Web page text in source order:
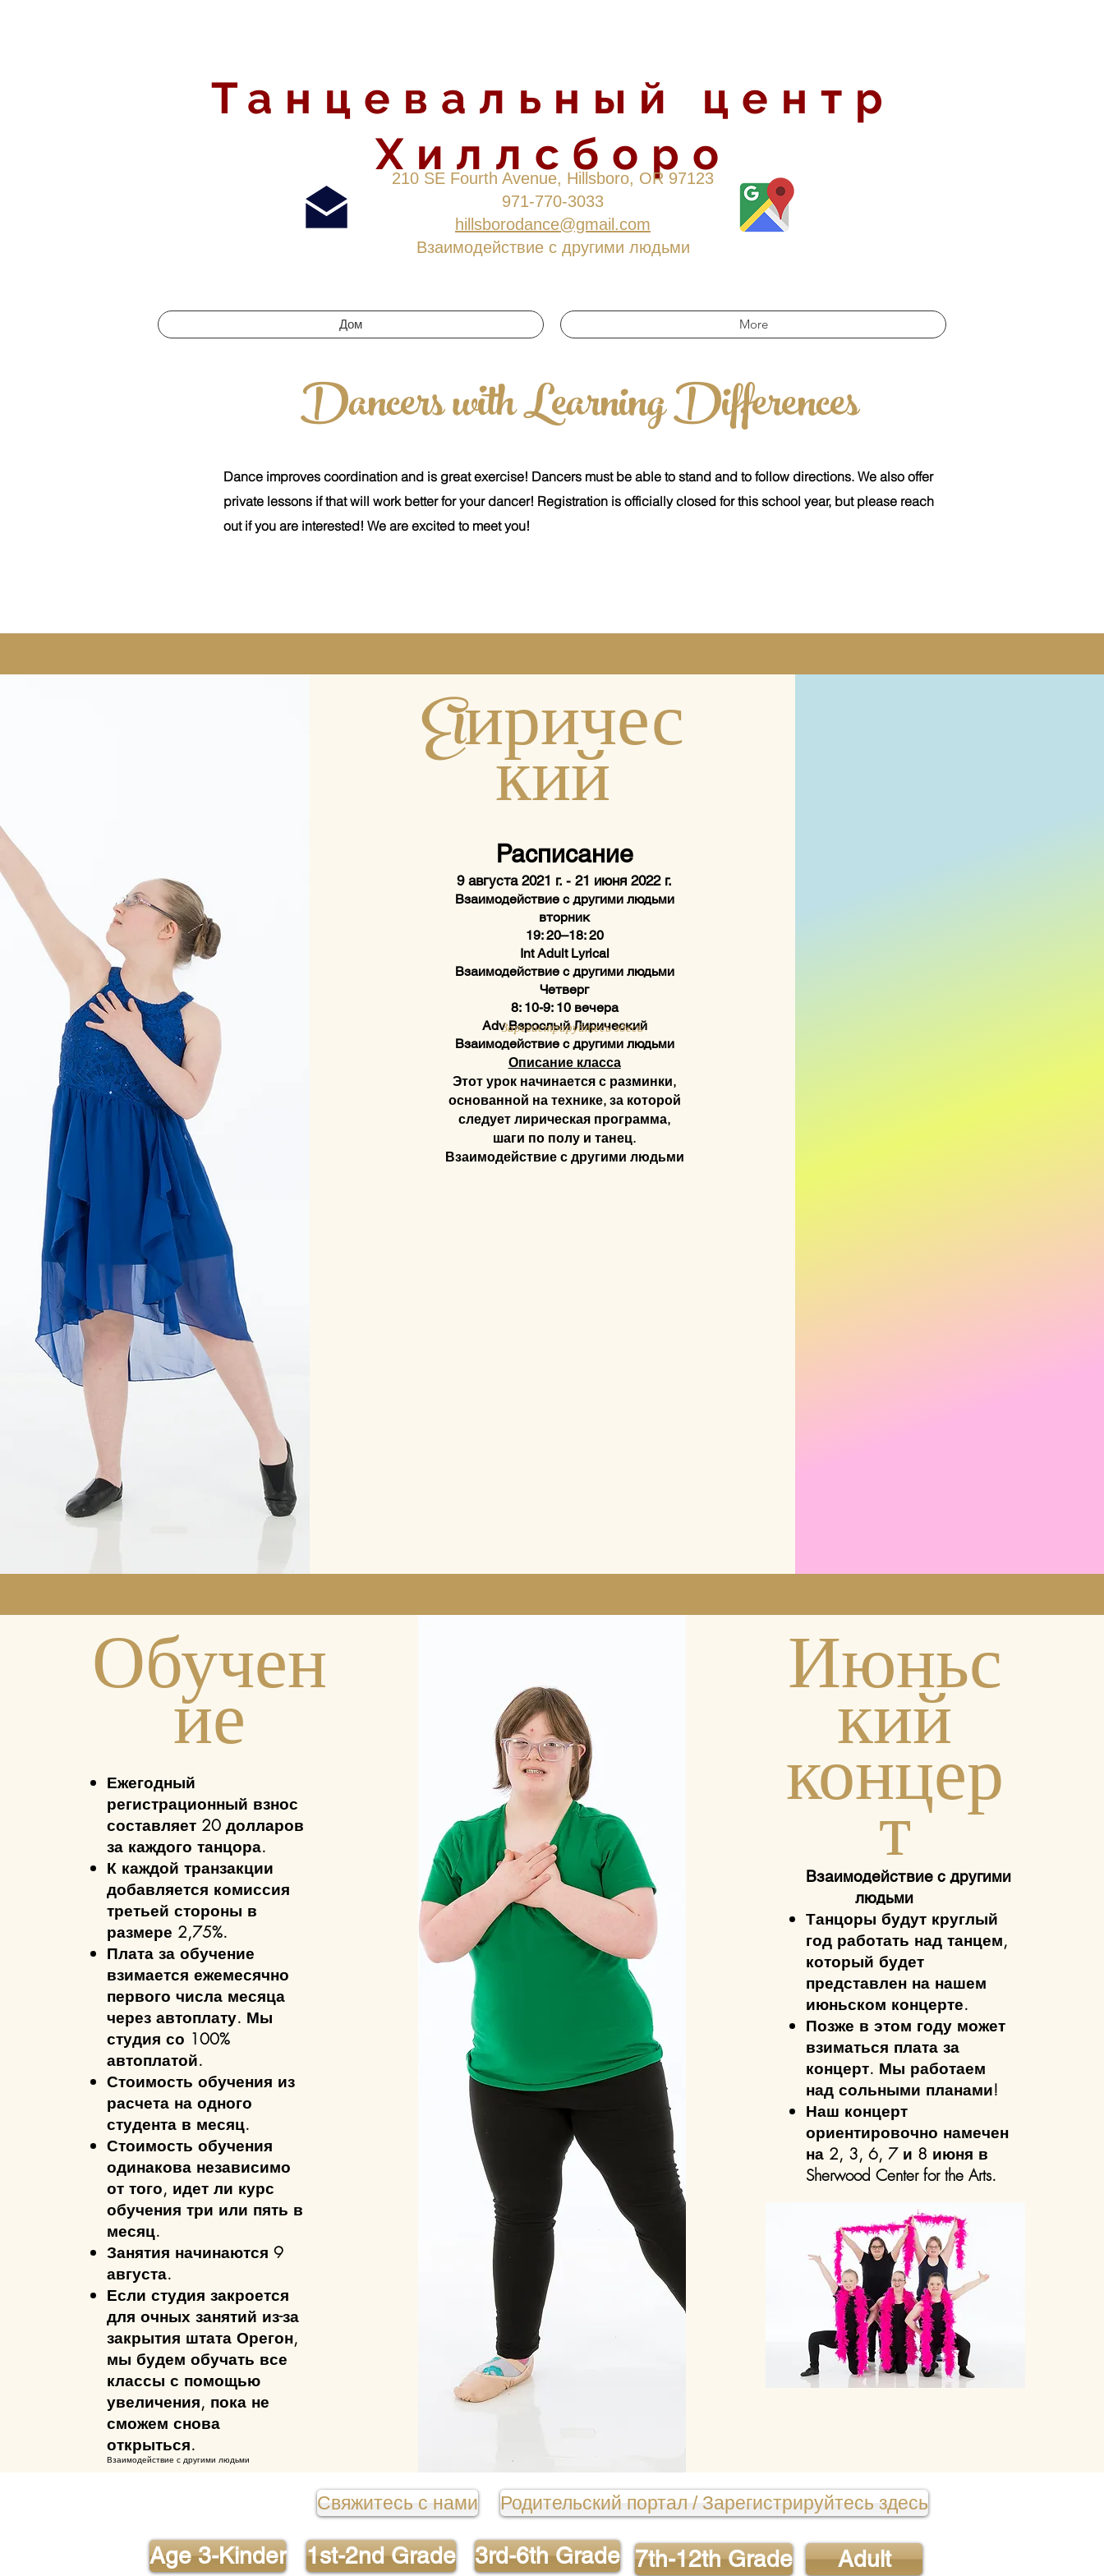
Танцевальный центр
Хиллсборо
210 SE Fourth Avenue, Hillsboro, OR 97123
971-770-3033
hillsborodance@gmail.com
Взаимодействие с другими людьми
Дом More
DancerswithLearning Differences
Dance improves coordination and is great exercise! Dancers must be able to stand and to follow directions. We also offer
private lessons if that will work better for your dancer! Registration is officially closed for this school year, but please reach
out if you are interested! We are excited to meet you!
Лиричес
кий
Расписание
9 августа 2021 г. - 21 июня 2022 г.
Взаимодействие с другими людьми
вторник
19: 20–18: 20
Int Adult Lyrical
Взаимодействие с другими людьми
Четверг
8: 10-9: 10 вечера
Adv Взрослый Лирический
Взаимодействие с другими людьми
Описание класса
Этот урок начинается с разминки,
основанной на технике, за которой
следует лирическая программа,
шаги по полу и танец.
Взаимодействие с другими людьми
Зарегистрируйтесь здесь
Обучен
ие
Ежегодный
регистрационный взнос
составляет 20 долларов
за каждого танцора.
К каждой транзакции
добавляется комиссия
третьей стороны в
размере 2,75%.
Плата за обучение
взимается ежемесячно
первого числа месяца
через автоплату. Мы
студия со 100%
автоплатой.
Стоимость обучения из
расчета на одного
студента в месяц.
Стоимость обучения
одинакова независимо
от того, идет ли курс
обучения три или пять в
месяц.
Занятия начинаются 9
августа.
Если студия закроется
для очных занятий из-за
закрытия штата Орегон,
мы будем обучать все
классы с помощью
увеличения, пока не
сможем снова
открыться.
Взаимодействие с другими людьми
Июньс
кий
концер
т
Взаимодействие с другими
людьми
Танцоры будут круглый
год работать над танцем,
который будет
представлен на нашем
июньском концерте.
Позже в этом году может
взиматься плата за
концерт. Мы работаем
над сольными планами!
Наш концерт
ориентировочно намечен
на 2, 3, 6, 7 и 8 июня в
Sherwood Center for the Arts.
Свяжитесь с нами Родительский портал / Зарегистрируйтесь здесь
Age 3-Kinder 1st-2nd Grade 3rd-6th Grade 7th-12th Grade Adult